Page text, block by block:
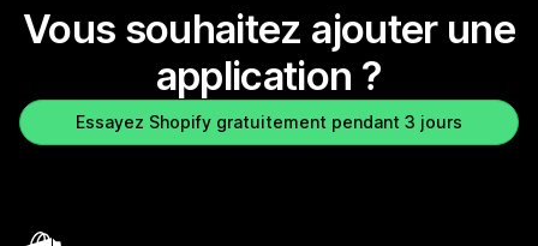
Vous souhaitez ajouter une
application ?
Essayez Shopify gratuitement pendant 3 jours